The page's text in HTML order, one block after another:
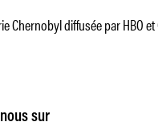
Chernobyl diffusée par HBO et
sur